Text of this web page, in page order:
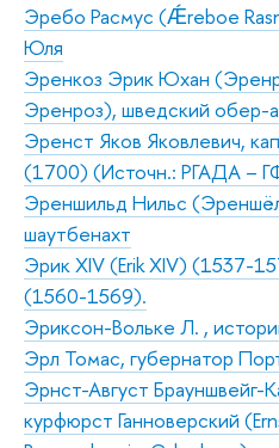
Эребо Расмус (Ǽreboe
Юля
Эренкоз Эрик Юхан
Эренроз), шведский обер-
Эренст Яков Яковлевич,
(1700) (Источн.: РГАДА –
Эреншильд Нильс
шаутбенахт
Эрик XIV (Erik XIV) (1537-
(1560-1569).
Эриксон-Вольке Л. ,
Эрл Томас, губернатор
Эрнст-Август Брауншвейг-
курфюрст Ганноверский